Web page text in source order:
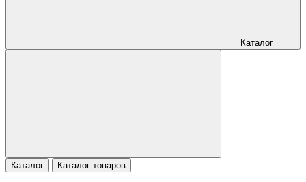
Каталог
Каталог Каталог товаров